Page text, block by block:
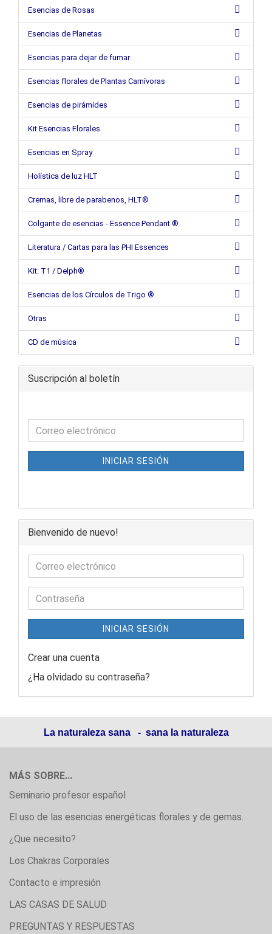
Esencias de Rosas
Esencias de Planetas
Esencias para dejar de fumar
Esencias florales de Plantas Carnívoras
Esencias de pirámides
Kit Esencias Florales
Esencias en Spray
Holística de luz HLT
Cremas, libre de parabenos, HLT®
Colgante de esencias - Essence Pendant ®
Literatura / Cartas para las PHI Essences
Kit: T1 / Delph®
Esencias de los Círculos de Trigo ®
Otras
CD de música
Suscripción al boletín
INICIAR SESIÓN
Bienvenido de nuevo!
INICIAR SESIÓN
Crear una cuenta
¿Ha olvidado su contraseña?
La naturaleza sana - sana la naturaleza
MÁS SOBRE...
Seminario profesor español
El uso de las esencias energéticas florales y de gemas.
¿Que necesito?
Los Chakras Corporales
Contacto e impresión
LAS CASAS DE SALUD
PREGUNTAS Y RESPUESTAS